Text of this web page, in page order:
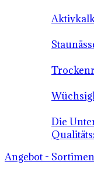
Die
Angebot -